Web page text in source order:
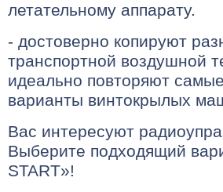
летательному аппарату.
- достоверно копируют
транспортной воздушной
идеально повторяют
варианты винтокрылых
Вас интересуют
Выберите подходящий
START»!